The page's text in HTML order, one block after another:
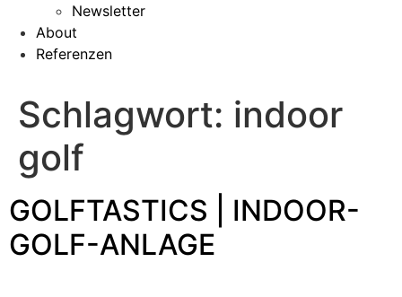
Newsletter
About
Referenzen
Schlagwort: indoor
golf
GOLFTASTICS | INDOOR-
GOLF-ANLAGE